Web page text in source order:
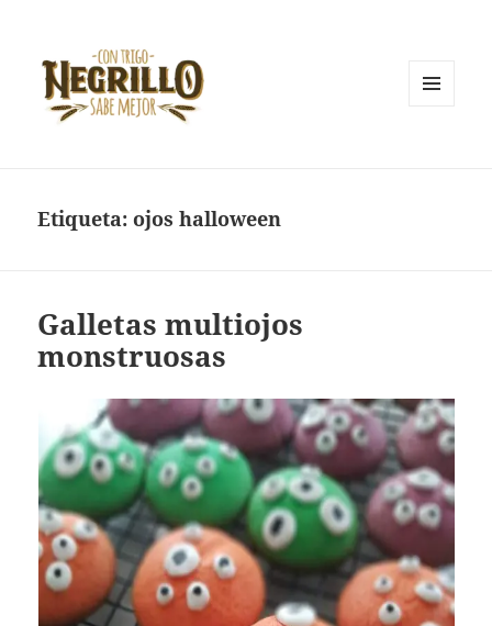
Etiqueta:ojos halloween
Galletas multiojos
monstruosas